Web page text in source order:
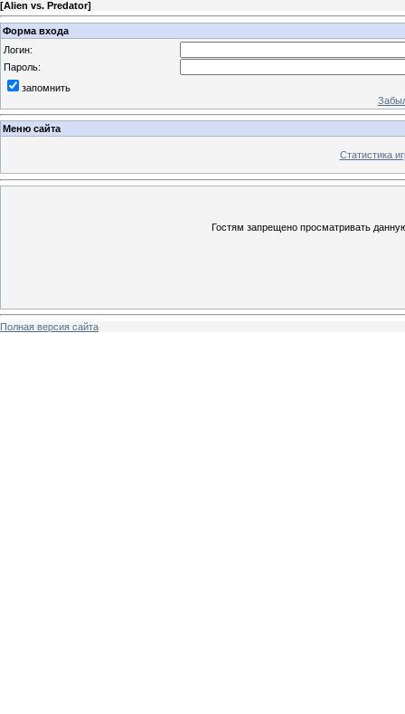
[Alien vs. Predator]
Форма входа
Логин:
Пароль:
запомнить
Меню сайта
Статистика
Гостям запрещено просматривать
Полная версия сайта